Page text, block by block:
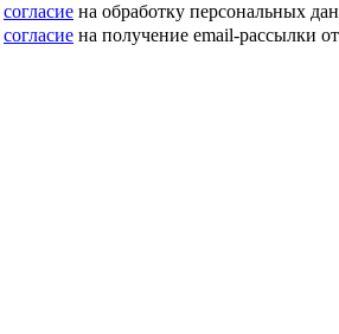
согласие на обработку персональных
согласие на получение email-рассылки